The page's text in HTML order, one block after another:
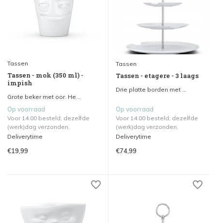
Tassen
Tassen - mok (350 ml) -
impish
Grote beker met oor. He...
Op voorraad
Voor 14.00 besteld, dezelfde
(werk)dag verzonden.
Deliverytime
€19,99
Tassen
Tassen - etagere - 3 laags
Drie platte borden met ...
Op voorraad
Voor 14.00 besteld, dezelfde
(werk)dag verzonden.
Deliverytime
€74,99